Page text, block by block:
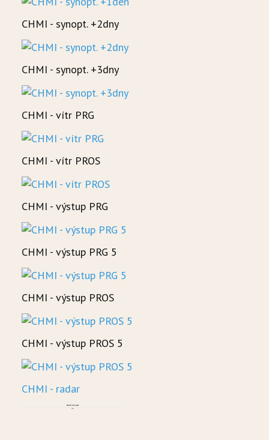
CHMI - synopt. +2dny
CHMI - synopt. +3dny
CHMI - vítr PRG
CHMI - vítr PROS
CHMI - výstup PRG
CHMI - výstup PRG 5
CHMI - výstup PROS
CHMI - výstup PROS 5
CHMI - radar